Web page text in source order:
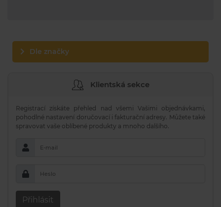
Dle značky
Klientská sekce
Registrací získáte přehled nad všemi Vašimi objednávkami,
pohodlné nastavení doručovací i fakturační adresy. Můžete také
spravovat vaše oblíbené produkty a mnoho dalšího.
E-mail
Heslo
Přihlásit